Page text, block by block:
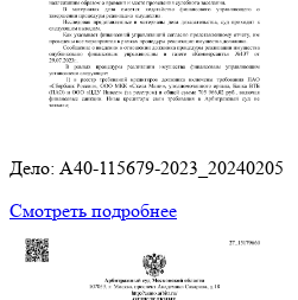
Дело: A40-115679-2023_20240205
Смотреть подробнее